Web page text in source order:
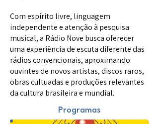
Com espírito livre, linguagem
independente e atenção à pesquisa
musical, a Rádio Nove busca oferecer
uma experiência de escuta diferente das
rádios convencionais, aproximando
ouvintes de novos artistas, discos raros,
obras cultuadas e produções relevantes
da cultura brasileira e mundial.
Programas